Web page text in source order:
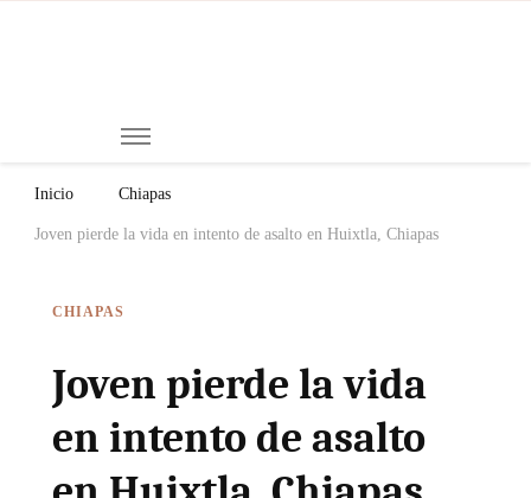
Inicio Chiapas
Joven pierde la vida en intento de asalto en Huixtla, Chiapas
CHIAPAS
Joven pierde la vida
en intento de asalto